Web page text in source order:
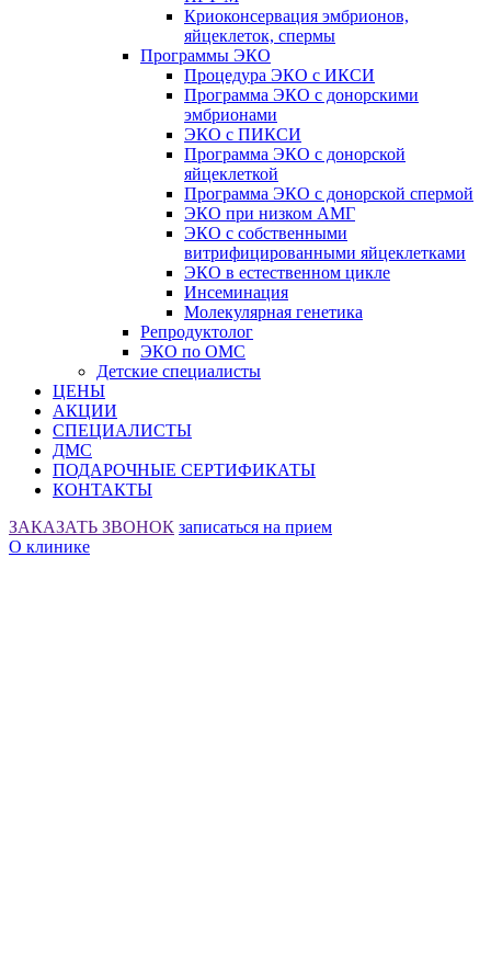
Криоконсервация эмбрионов,
яйцеклеток, спермы
Программы ЭКО
Процедура ЭКО с ИКСИ
Программа ЭКО с донорскими
эмбрионами
ЭКО с ПИКСИ
Программа ЭКО с донорской
яйцеклеткой
Программа ЭКО с донорской спермой
ЭКО при низком АМГ
ЭКО с собственными
витрифицированными яйцеклетками
ЭКО в естественном цикле
Инсеминация
Молекулярная генетика
Репродуктолог
ЭКО по ОМС
Детские специалисты
ЦЕНЫ
АКЦИИ
СПЕЦИАЛИСТЫ
ДМС
ПОДАРОЧНЫЕ СЕРТИФИКАТЫ
КОНТАКТЫ
ЗАКАЗАТЬ ЗВОНОК записаться на прием
О клинике